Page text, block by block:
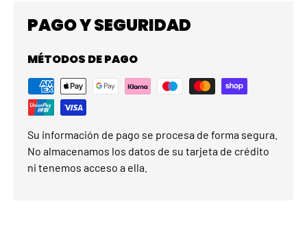
PAGO Y SEGURIDAD
MÉTODOS DE PAGO
Su información de pago se procesa de forma segura.
No almacenamos los datos de su tarjeta de crédito
ni tenemos acceso a ella.